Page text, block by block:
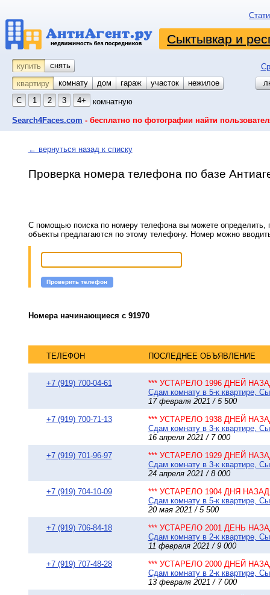
Сыктывкар и
купить снять
квартиру
комнату койко-место
дом гараж участок
нежилое
С
1 2 3 4+ комнатную
Search4Faces.com - бесплатно по фотографии найти
← вернуться назад к списку
Проверка номера телефона по базе
С помощью поиска по номеру телефона вы можете определить,
объекты предлагаются по этому телефону. Номер можно
Проверить телефон
Номера начинающиеся с 91970
ТЕЛЕФОН ПОСЛЕДНЕЕ ОБЪЯВЛЕНИЕ
+7 (919) 700-04-61
*** УСТАРЕЛО 1996 ДНЕЙ
Сдам комнату в 5-к квартире,
17 февраля 2021 / 5 500
+7 (919) 700-71-13
*** УСТАРЕЛО 1938 ДНЕЙ
Сдам комнату в 3-к квартире,
16 апреля 2021 / 7 000
+7 (919) 701-96-97
*** УСТАРЕЛО 1929 ДНЕЙ
Сдам комнату в 3-к квартире,
24 апреля 2021 / 8 000
+7 (919) 704-10-09
*** УСТАРЕЛО 1904 ДНЯ НАЗАД
Сдам комнату в 5-к квартире,
20 мая 2021 / 5 500
+7 (919) 706-84-18
*** УСТАРЕЛО 2001 ДЕНЬ
Сдам комнату в 2-к квартире,
11 февраля 2021 / 9 000
+7 (919) 707-48-28
*** УСТАРЕЛО 2000 ДНЕЙ
Сдам комнату в 2-к квартире,
13 февраля 2021 / 7 000